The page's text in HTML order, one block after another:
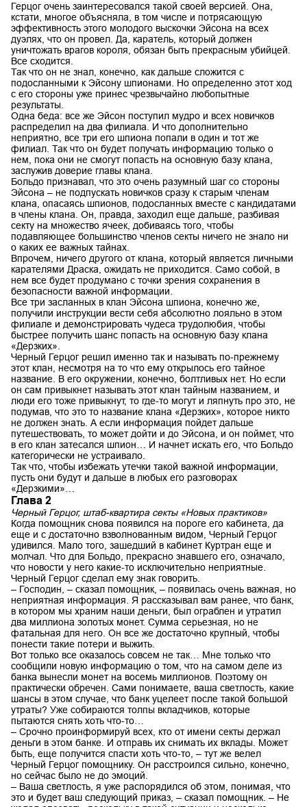
Герцог очень заинтересовался такой своей версией. Она,
кстати, многое объясняла, в том числе и потрясающую
эффективность этого молодого выскочки Эйсона на всех
дуэлях, что он провел. Да, каратель, который должен
уничтожать врагов короля, обязан быть прекрасным убийцей.
Все сходится.
Так что он не знал, конечно, как дальше сложится с
подосланными к Эйсону шпионами. Но определенно этот ход
с его стороны уже принес чрезвычайно любопытные
результаты.
Одна беда: все же Эйсон поступил мудро и всех новичков
распределил на два филиала. И что дополнительно
неприятно, все три его шпиона попали в один и тот же
филиал. Так что он будет получать информацию только о
нем, пока они не смогут попасть на основную базу клана,
заслужив доверие главы клана.
Больдо признавал, что это очень разумный шаг со стороны
Эйсона – не подпускать новичков сразу к старым членам
клана, опасаясь шпионов, подосланных вместе с кандидатами
в члены клана. Он, правда, заходил еще дальше, разбивая
секту на множество ячеек, добиваясь того, чтобы
подавляющее большинство членов секты ничего не знало ни
о каких ее важных тайнах.
Впрочем, ничего другого от клана, который является личными
карателями Драска, ожидать не приходится. Само собой, в
нем все будет продумано с точки зрения сохранения в
безопасности важной информации.
Все три засланных в клан Эйсона шпиона, конечно же,
получили инструкции вести себя абсолютно лояльно в этом
филиале и демонстрировать чудеса трудолюбия, чтобы
быстрее получить шанс попасть на основную базу клана
«Дерзких».
Черный Герцог решил именно так и называть по-прежнему
этот клан, несмотря на то что ему открылось его тайное
название. В его окружении, конечно, болтливых нет. Но если
он сам привыкнет называть этот клан тайным названием, и
люди его тоже привыкнут, то где-то могут и ляпнуть про это, не
подумав, что это то название клана «Дерзких», которое никто
не должен знать. А если информация пойдет дальше
путешествовать, то может дойти и до Эйсона, и он поймет, что
в его клан затесался шпион… И начнет искать его, что Больдо
категорически не устраивало.
Так что, чтобы избежать утечки такой важной информации,
пусть они будут и дальше в любых его разговорах
«Дерзкими»…
Глава 2
Черный Герцог, штаб-квартира секты «Новых практиков»
Когда помощник снова появился на пороге его кабинета, да
еще и с достаточно взволнованным видом, Черный Герцог
удивился. Мало того, зашедший в кабинет Куртран еще и
молчал. Что для Больдо, прекрасно знавшего его, означало,
что новости у него какие-то исключительно неприятные.
Черный Герцог сделал ему знак говорить.
– Господин, – сказал помощник, – появилась очень важная, но
неприятная информация. Я рассказывал вам ранее, что банк,
в котором мы храним наши деньги, был ограблен и утратил
два миллиона золотых монет. Сумма серьезная, но не
фатальная для него. Он все же достаточно крупный, чтобы
понести такие потери и выжить.
Вот только все оказалось совсем не так… Мне только что
сообщили новую информацию о том, что на самом деле из
банка вынесли монет на восемь миллионов. Поэтому он
практически обречен. Сами понимаете, ваша светлость, какие
шансы в этом случае, что банк уцелеет после такой большой
утраты? Уже собираются толпы вкладчиков, которые
пытаются снять хоть что-то…
– Срочно проинформируй всех, кто от имени секты держал
деньги в этом банке. И отправь их снимать их вклады. Может
быть, еще получится спасти хоть что-то, – тут же велел
Черный Герцог помощнику. Он расстроился сильно, конечно,
но сейчас было не до эмоций.
– Ваша светлость, я уже распорядился об этом, понимая, что
это и будет ваш следующий приказ, – сказал помощник. – Не